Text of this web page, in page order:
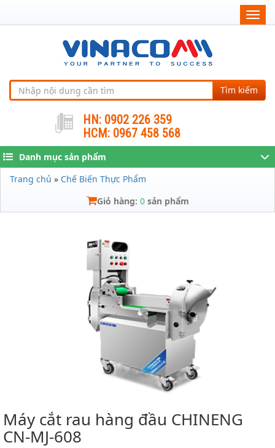
Tìm kiếm
HN: 0902 226 359
HCM: 0967 458 568
Danh mục sản phẩm
Trang chủ » Chế Biến Thực Phẩm
Giỏ hàng: 0sản phẩm
Máy cắt rau hàng đầu CHINENG
CN-MJ-608